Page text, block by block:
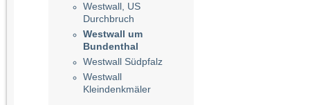
Westwall, US
Durchbruch
Westwall um
Bundenthal
Westwall Südpfalz
Westwall
Kleindenkmäler